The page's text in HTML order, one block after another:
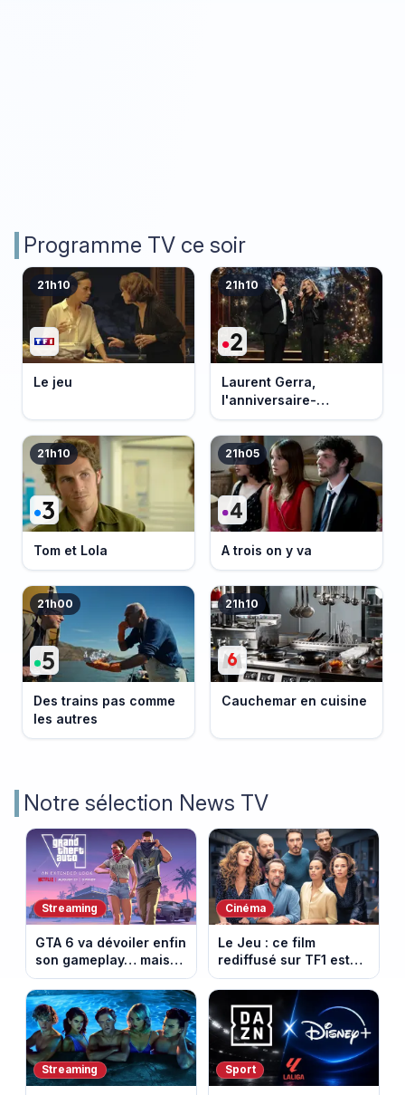
Programme TV ce soir
21h10
Le jeu
21h10
Laurent Gerra,
l'anniversaire-
événement
21h10
Tom et Lola
21h05
A trois on y va
21h00
Des trains pas comme
les autres
21h10
Cauchemar en cuisine
Notre sélection News TV
Streaming
GTA 6 va dévoiler enfin
son gameplay… mais
d’abord sur Netflix
Cinéma
Le Jeu : ce film
rediffusé sur TF1 est
adapté d’un succès
italien devenu un
phénomène mondial
Streaming Sport